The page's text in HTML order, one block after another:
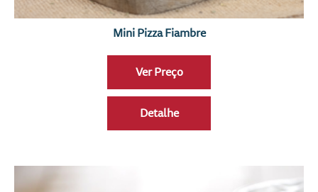
Mini Pizza Fiambre
Ver Preço
Detalhe